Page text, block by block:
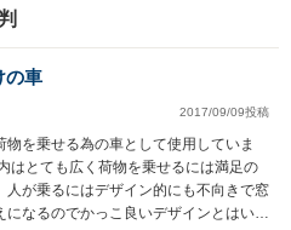
の車
2017/09/09投稿
物を乗せる為の車として使用していま
はとても広く荷物を乗せるには満足の
人が乗るにはデザイン的にも不向きで窓
になるのでかっこ良いデザインとはいえ